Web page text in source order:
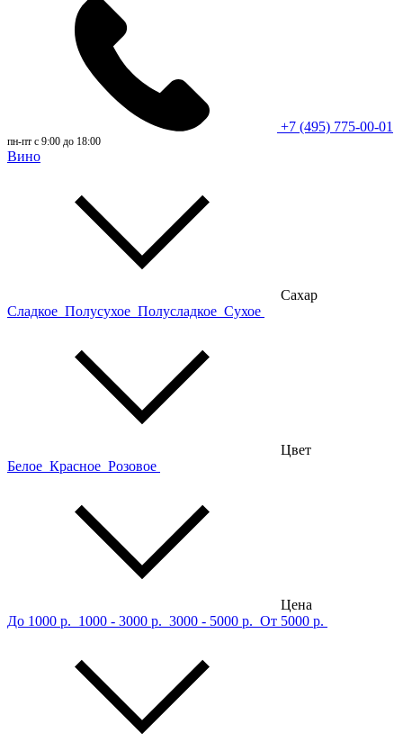
+7 (495) 775-00-01
пн-пт с 9:00 до 18:00
Вино
Сахар
Сладкое Полусухое Полусладкое Сухое
Цвет
Белое Красное Розовое
Цена
До 1000 р. 1000 - 3000 р. 3000 - 5000 р. От 5000 р.